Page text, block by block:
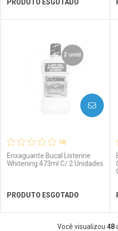
PRODUTO ESGOTADO
Laboratório
Ver Desconto Convênio
Por Menos
(0)
Enxaguante Bucal Listerine
Whitening 473ml C/ 2 Unidades
PRODUTO ESGOTADO
AVISE-ME
Você visualizou 48